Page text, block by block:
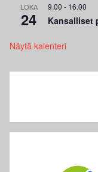
LOKA
24
9.00 - 16.00
Kansalliset
Näytä kalenteri